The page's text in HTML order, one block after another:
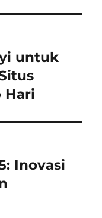
untuk
Hari
Inovasi